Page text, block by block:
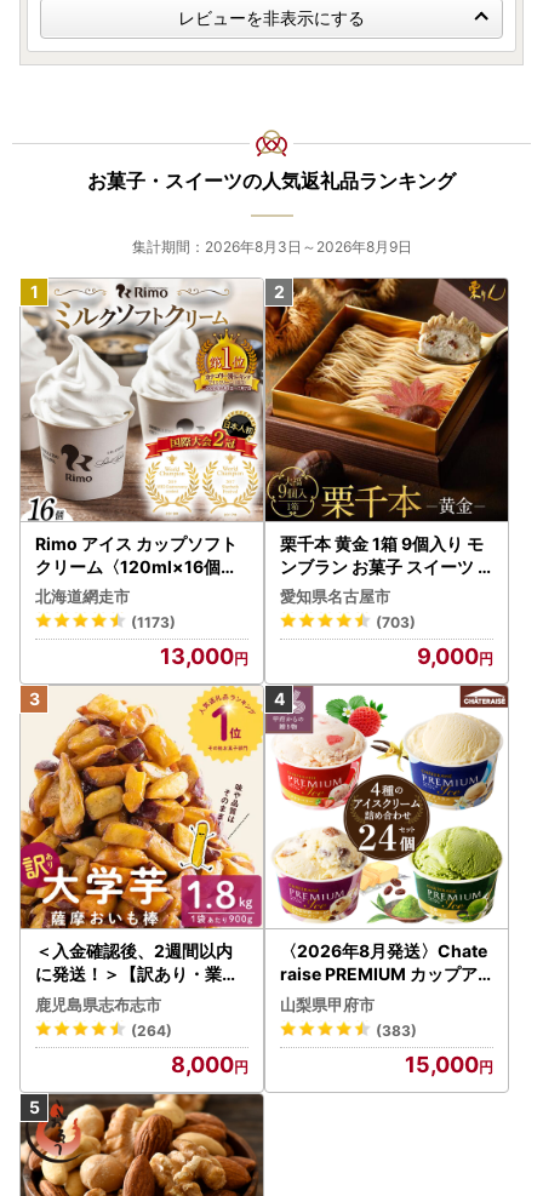
レビューを非表示にする
お菓子・スイーツの人気返礼品ランキング
集計期間：2026年8月3日～2026年8月9日
Rimo アイス カップソフト
クリーム〈120ml×16個〉
ABA002 | アイス
北海道網走市
(1173)
13,000
栗千本 黄金 1箱 9個入り モ
ンブラン お菓子 スイーツ
デザート モンブラン 人気
愛知県名古屋市
(703)
9,000
＜入金確認後、2週間以内
に発送！＞【訳あり・業務
用】薩摩おいも棒セット 計
1.8kg(900g×2袋) p8-142
-2w
鹿児島県志布志市
(264)
8,000
〈2026年8月発送〉Chate
raise PREMIUM カップア
イス 詰合せ 4種 24個 アイ
ス
山梨県甲府市
(383)
15,000